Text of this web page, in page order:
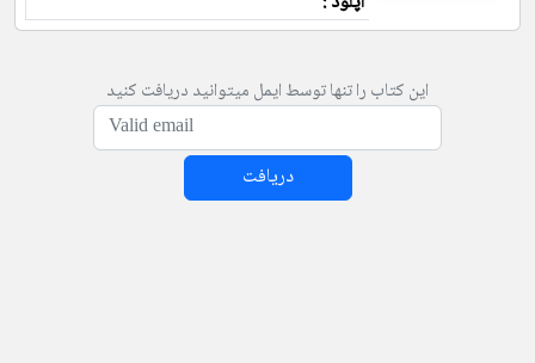
این کتاب را تنها توسط ایمل میتوانید دریافت کنید
دریافت